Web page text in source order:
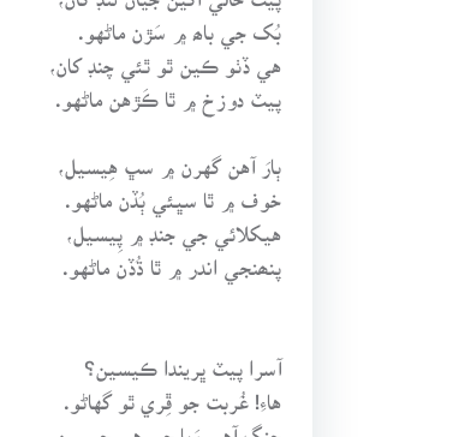
بُک جي باھ ۾ سَڙن ماڻهو.
هي ڏٺو ڪين ٿو ٿئي چنڊ کان،
پيٽ دوزخ ۾ ٿا ڪَڙهن ماڻهو.
ٻارَ آهن گهرن ۾ سڀ هِيسيل،
خوف ۾ ٿا سڀئي ٻُڏن ماڻهو.
هيکلائي جي جنڊ ۾ پِيسيل،
پنھنجي اندر ۾ ٿا ڌُڏن ماڻهو.
آسرا پيٽ ڀريندا ڪيسين؟
هاءِ! غُربت جو ڦِري ٿو گهاڻو.
جنگ آهي وَبا جي هي جيسين،